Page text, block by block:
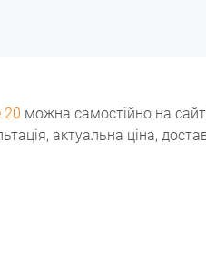
20 можна самостійно на
актуальна ціна,